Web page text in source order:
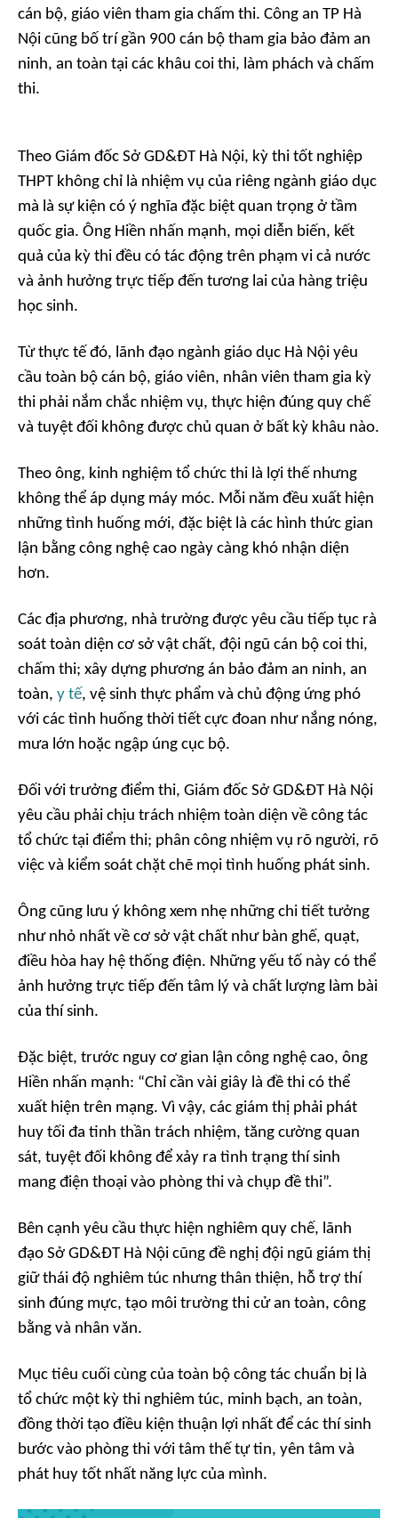
cán bộ, giáo viên tham gia chấm thi. Công an TP Hà
Nội cũng bố trí gần 900 cán bộ tham gia bảo đảm an
ninh, an toàn tại các khâu coi thi, làm phách và chấm
thi.
Theo Giám đốc Sở GD&ĐT Hà Nội, kỳ thi tốt nghiệp
THPT không chỉ là nhiệm vụ của riêng ngành giáo dục
mà là sự kiện có ý nghĩa đặc biệt quan trọng ở tầm
quốc gia. Ông Hiền nhấn mạnh, mọi diễn biến, kết
quả của kỳ thi đều có tác động trên phạm vi cả nước
và ảnh hưởng trực tiếp đến tương lai của hàng triệu
học sinh.
Từ thực tế đó, lãnh đạo ngành giáo dục Hà Nội yêu
cầu toàn bộ cán bộ, giáo viên, nhân viên tham gia kỳ
thi phải nắm chắc nhiệm vụ, thực hiện đúng quy chế
và tuyệt đối không được chủ quan ở bất kỳ khâu nào.
Theo ông, kinh nghiệm tổ chức thi là lợi thế nhưng
không thể áp dụng máy móc. Mỗi năm đều xuất hiện
những tình huống mới, đặc biệt là các hình thức gian
lận bằng công nghệ cao ngày càng khó nhận diện
hơn.
Các địa phương, nhà trường được yêu cầu tiếp tục rà
soát toàn diện cơ sở vật chất, đội ngũ cán bộ coi thi,
chấm thi; xây dựng phương án bảo đảm an ninh, an
toàn, y tế, vệ sinh thực phẩm và chủ động ứng phó
với các tình huống thời tiết cực đoan như nắng nóng,
mưa lớn hoặc ngập úng cục bộ.
Đối với trưởng điểm thi, Giám đốc Sở GD&ĐT Hà Nội
yêu cầu phải chịu trách nhiệm toàn diện về công tác
tổ chức tại điểm thi; phân công nhiệm vụ rõ người, rõ
việc và kiểm soát chặt chẽ mọi tình huống phát sinh.
Ông cũng lưu ý không xem nhẹ những chi tiết tưởng
như nhỏ nhất về cơ sở vật chất như bàn ghế, quạt,
điều hòa hay hệ thống điện. Những yếu tố này có thể
ảnh hưởng trực tiếp đến tâm lý và chất lượng làm bài
của thí sinh.
Đặc biệt, trước nguy cơ gian lận công nghệ cao, ông
Hiền nhấn mạnh: “Chỉ cần vài giây là đề thi có thể
xuất hiện trên mạng. Vì vậy, các giám thị phải phát
huy tối đa tinh thần trách nhiệm, tăng cường quan
sát, tuyệt đối không để xảy ra tình trạng thí sinh
mang điện thoại vào phòng thi và chụp đề thi”.
Bên cạnh yêu cầu thực hiện nghiêm quy chế, lãnh
đạo Sở GD&ĐT Hà Nội cũng đề nghị đội ngũ giám thị
giữ thái độ nghiêm túc nhưng thân thiện, hỗ trợ thí
sinh đúng mực, tạo môi trường thi cử an toàn, công
bằng và nhân văn.
Mục tiêu cuối cùng của toàn bộ công tác chuẩn bị là
tổ chức một kỳ thi nghiêm túc, minh bạch, an toàn,
đồng thời tạo điều kiện thuận lợi nhất để các thí sinh
bước vào phòng thi với tâm thế tự tin, yên tâm và
phát huy tốt nhất năng lực của mình.